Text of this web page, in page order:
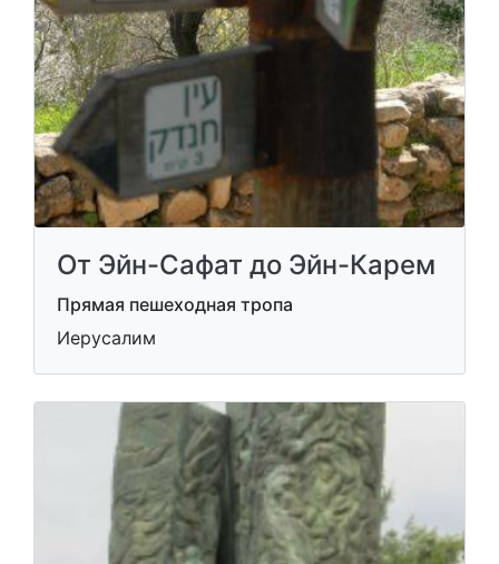
От Эйн-Сафат до Эйн-Карем
Прямая пешеходная тропа
Иерусалим